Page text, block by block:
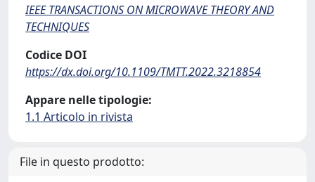
IEEE TRANSACTIONS ON MICROWAVE THEORY AND
TECHNIQUES
Codice DOI
https://dx.doi.org/10.1109/TMTT.2022.3218854
Appare nelle tipologie:
1.1 Articolo in rivista
File in questo prodotto: